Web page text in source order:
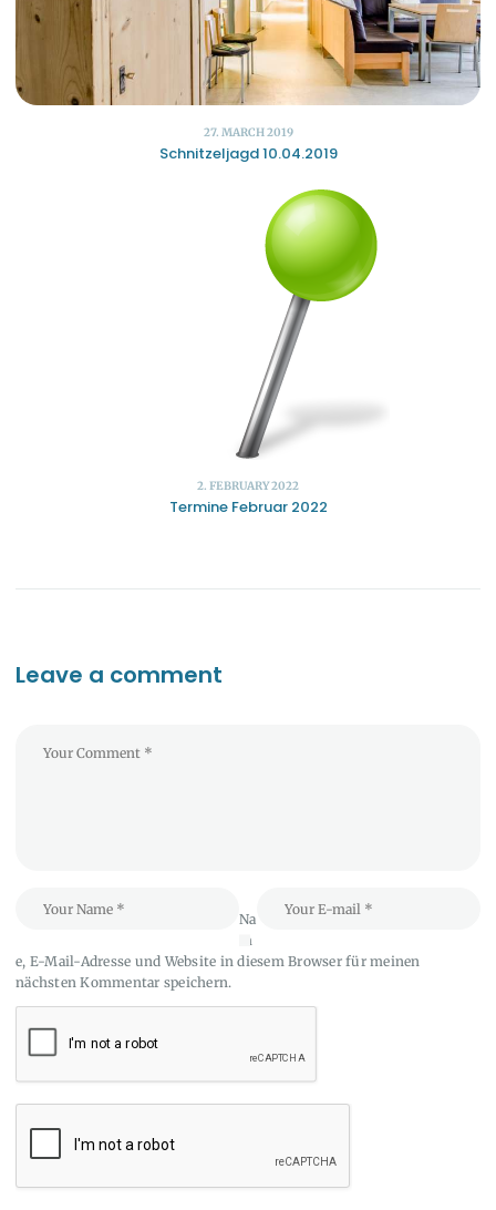
27. MARCH 2019
Schnitzeljagd 10.04.2019
2. FEBRUARY 2022
Termine Februar 2022
Leave a comment
Na
m
e, E-Mail-Adresse und Website in diesem Browser für meinen
nächsten Kommentar speichern.